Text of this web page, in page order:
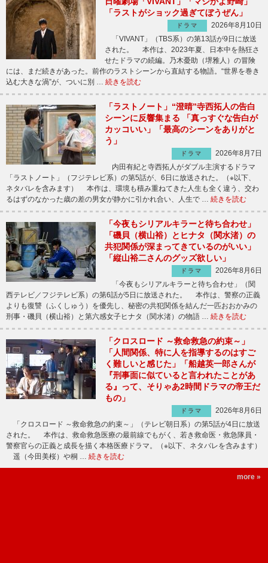
「ラストがショック過ぎてぼうぜん」
ドラマ
2026年8月10日
「VIVANT」（TBS系）の第13話が9日に放送
された。 本作は、2023年夏、日本中を熱狂さ
せたドラマの続編。乃木憂助（堺雅人）の冒険
には、まだ続きがあった。前作のラストシーンから直結する物語。“世界を巻き
込む大きな渦”が、ついに別 … 続きを読む
「ラストノート」“澄晴”寺西拓人の告白
シーンに反響集まる 「真っすぐな告白が
カッコいい」「最高のシーンをありがと
う」
ドラマ
2026年8月7日
内田有紀と寺西拓人がダブル主演するドラマ
「ラストノート」（フジテレビ系）の第5話が、6日に放送された。（※以下、
ネタバレを含みます） 本作は、環境も積み重ねてきた人生も全く違う、交わ
るはずのなかった歳の差の男女が静かに引かれ合い、人生で … 続きを読む
「今夜もシリアルキラーと待ち合わせ」
「磯貝（横山裕）とヒナタ（関水渚）の
共犯関係が深まってきているのがいい」
「縦山裕二さんのグッズ欲しい」
ドラマ
2026年8月6日
「今夜もシリアルキラーと待ち合わせ」（関
西テレビ／フジテレビ系）の第6話が5日に放送された。 本作は、警察の正義
よりも復讐（ふくしゅう）を優先し、秘密の共犯関係を結んだ一匹おおかみの
刑事・磯貝（横山裕）と第六感女子ヒナタ（関水渚）の物語 … 続きを読む
「クロスロード ～救命救急の約束～」
「人間関係、特に人を指導するのはすご
く難しいと感じた」「船越英一郎さんが
『刑事面に似ていると言われたことがあ
る』って、そりゃあ2時間ドラマの帝王だ
もの」
ドラマ
2026年8月6日
「クロスロード ～救命救急の約束～」（テレビ朝日系）の第5話が4日に放送
された。 本作は、救命救急医療の最前線でもがく、若き救命医・救急隊員・
警察官らの正義と成長を描く本格医療ドラマ。（※以下、ネタバレを含みます）
遥（今田美桜）や桐 … 続きを読む
more »